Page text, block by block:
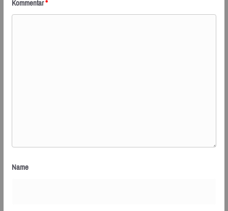
Kommentar*
Name